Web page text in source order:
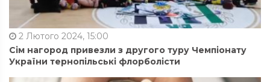
2 Лютого 2024, 15:00
Сім нагород привезли з другого туру Чемпіонату
України тернопільські флорболісти